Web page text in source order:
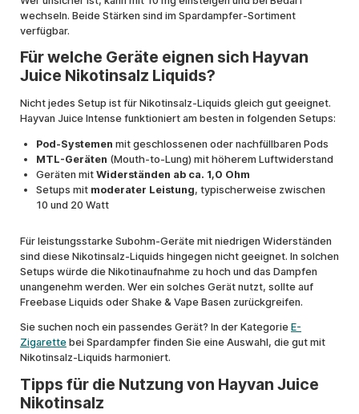
wechseln. Beide Stärken sind im Spardampfer-Sortiment
verfügbar.
Für welche Geräte eignen sich Hayvan
Juice Nikotinsalz Liquids?
Nicht jedes Setup ist für Nikotinsalz-Liquids gleich gut geeignet.
Hayvan Juice Intense funktioniert am besten in folgenden Setups:
Pod-Systemen mit geschlossenen oder nachfüllbaren Pods
MTL-Geräten (Mouth-to-Lung) mit höherem Luftwiderstand
Geräten mit Widerständen ab ca. 1,0 Ohm
Setups mit moderater Leistung, typischerweise zwischen
10 und 20 Watt
Für leistungsstarke Subohm-Geräte mit niedrigen Widerständen
sind diese Nikotinsalz-Liquids hingegen nicht geeignet. In solchen
Setups würde die Nikotinaufnahme zu hoch und das Dampfen
unangenehm werden. Wer ein solches Gerät nutzt, sollte auf
Freebase Liquids oder Shake & Vape Basen zurückgreifen.
Sie suchen noch ein passendes Gerät? In der Kategorie E-
Zigarette bei Spardampfer finden Sie eine Auswahl, die gut mit
Nikotinsalz-Liquids harmoniert.
Tipps für die Nutzung von Hayvan Juice
Nikotinsalz